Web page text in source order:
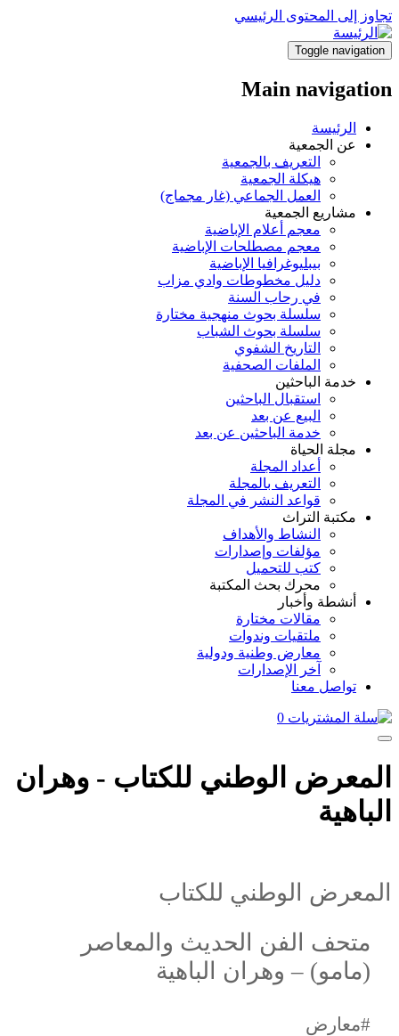
تجاوز إلى المحتوى الرئيسي
Toggle navigation
Main navigation
الرئيسة
عن الجمعية
التعريف بالجمعية
هيكلة الجمعية
العمل الجماعي (غار مجماج)
مشاريع الجمعية
معجم أعلام الإباضية
معجم مصطلحات الإباضية
بيبليوغرافيا الإباضية
دليل مخطوطات وادي مزاب
في رحاب السنة
سلسلة بحوث منهجية مختارة
سلسلة بحوث الشباب
التاريخ الشفوي
الملفات الصحفية
خدمة الباحثين
استقبال الباحثين
البيع عن بعد
خدمة الباحثين عن بعد
مجلة الحياة
أعداد المجلة
التعريف بالمجلة
قواعد النشر في المجلة
مكتبة التراث
النشاط والأهداف
مؤلفات وإصدارات
كتب للتحميل
محرك بحث المكتبة
أنشطة وأخبار
مقالات مختارة
ملتقيات وندوات
معارض وطنية ودولية
آخر الإصدارات
تواصل معنا
0
المعرض الوطني للكتاب - وهران
الباهية
المعرض الوطني للكتاب
متحف الفن الحديث والمعاصر
(مامو) – وهران الباهية
#معارض